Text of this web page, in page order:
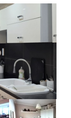
Lokale
Hale
Obiekty